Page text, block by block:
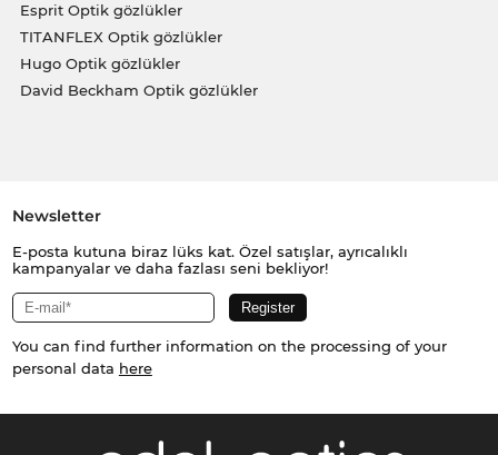
Esprit Optik gözlükler
TITANFLEX Optik gözlükler
Hugo Optik gözlükler
David Beckham Optik gözlükler
Newsletter
E-posta kutuna biraz lüks kat. Özel satışlar, ayrıcalıklı
kampanyalar ve daha fazlası seni bekliyor!
You can find further information on the processing of your
personal data here